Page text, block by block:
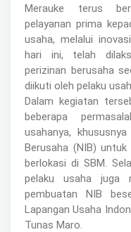
Merauke terus
pelayanan prima
usaha, melalui
hari ini, telah
perizinan berusaha
diikuti oleh pelaku
Dalam kegiatan
beberapa
usahanya,
Berusaha (NIB)
berlokasi di SBM.
pelaku usaha juga
pembuatan NIB
Lapangan Usaha
Tunas Maro.